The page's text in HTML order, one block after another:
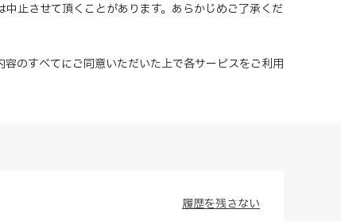
止させて頂くことがあります。あらかじめご了承くだ
容のすべてにご同意いただいた上で各サービスをご利用
履歴を残さない